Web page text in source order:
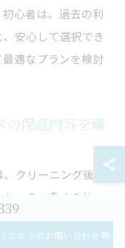
心者は、過去の利
安心して選択でき
適なプランを検討
の保証内容を確
クリーニング後の
ょう。多くのサー
や、再発時の無料
ニック 洗濯機 ヒー
ンからのお問い合わせ